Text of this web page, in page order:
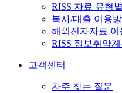
RISS 자료 유형
복사/대출 이용
해외전자자료 이
RISS 정보취약
고객센터
자주 찾는 질문